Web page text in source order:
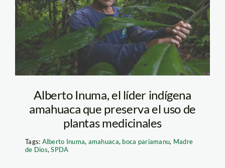
pariamanu-foto-
diego-perez-spda
Alberto Inuma, el líder indígena
amahuaca que preserva el uso de
plantas medicinales
Tags: Alberto Inuma, amahuaca, boca pariamanu, Madre
de Dios,SPDA